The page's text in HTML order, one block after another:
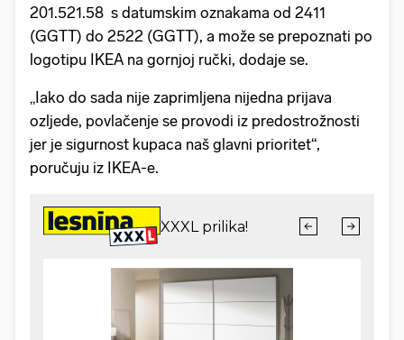
201.521.58 s datumskim oznakama od 2411
(GGTT) do 2522 (GGTT), a može se prepoznati po
logotipu IKEA na gornjoj ručki, dodaje se.
„Iako do sada nije zaprimljena nijedna prijava
ozljede, povlačenje se provodi iz predostrožnosti
jer je sigurnost kupaca naš glavni prioritet“,
poručuju iz IKEA-e.